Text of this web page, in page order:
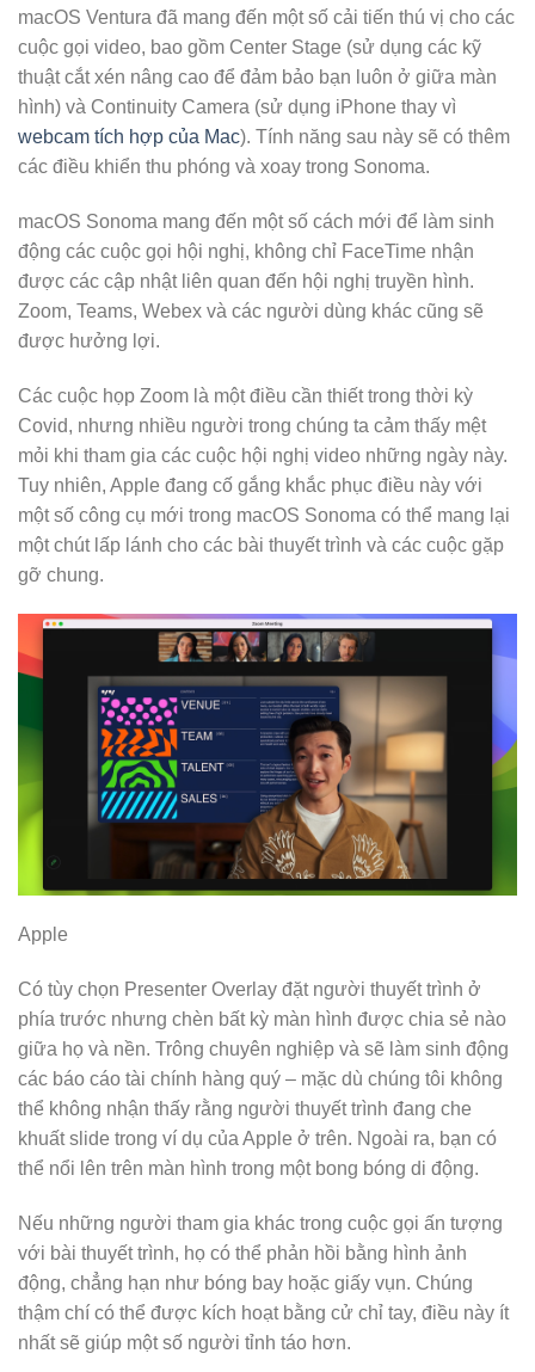
macOS Ventura đã mang đến một số cải tiến thú vị cho các
cuộc gọi video, bao gồm Center Stage (sử dụng các kỹ
thuật cắt xén nâng cao để đảm bảo bạn luôn ở giữa màn
hình) và Continuity Camera (sử dụng iPhone thay vì
webcam tích hợp của Mac). Tính năng sau này sẽ có thêm
các điều khiển thu phóng và xoay trong Sonoma.
macOS Sonoma mang đến một số cách mới để làm sinh
động các cuộc gọi hội nghị, không chỉ FaceTime nhận
được các cập nhật liên quan đến hội nghị truyền hình.
Zoom, Teams, Webex và các người dùng khác cũng sẽ
được hưởng lợi.
Các cuộc họp Zoom là một điều cần thiết trong thời kỳ
Covid, nhưng nhiều người trong chúng ta cảm thấy mệt
mỏi khi tham gia các cuộc hội nghị video những ngày này.
Tuy nhiên, Apple đang cố gắng khắc phục điều này với
một số công cụ mới trong macOS Sonoma có thể mang lại
một chút lấp lánh cho các bài thuyết trình và các cuộc gặp
gỡ chung.
Apple
Có tùy chọn Presenter Overlay đặt người thuyết trình ở
phía trước nhưng chèn bất kỳ màn hình được chia sẻ nào
giữa họ và nền. Trông chuyên nghiệp và sẽ làm sinh động
các báo cáo tài chính hàng quý – mặc dù chúng tôi không
thể không nhận thấy rằng người thuyết trình đang che
khuất slide trong ví dụ của Apple ở trên. Ngoài ra, bạn có
thể nổi lên trên màn hình trong một bong bóng di động.
Nếu những người tham gia khác trong cuộc gọi ấn tượng
với bài thuyết trình, họ có thể phản hồi bằng hình ảnh
động, chẳng hạn như bóng bay hoặc giấy vụn. Chúng
thậm chí có thể được kích hoạt bằng cử chỉ tay, điều này ít
nhất sẽ giúp một số người tỉnh táo hơn.